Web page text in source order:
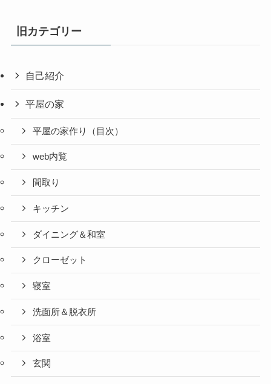
旧カテゴリー
自己紹介
平屋の家
平屋の家作り（目次）
web内覧
間取り
キッチン
ダイニング＆和室
クローゼット
寝室
洗面所＆脱衣所
浴室
玄関